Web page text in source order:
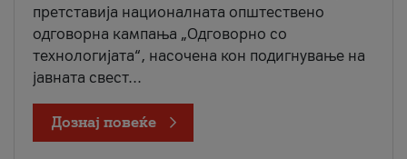
претставија националната општествено
одговорна кампања „Одговорно со
технологијата“, насочена кон подигнување на
јавната свест...
Дознај повеќе